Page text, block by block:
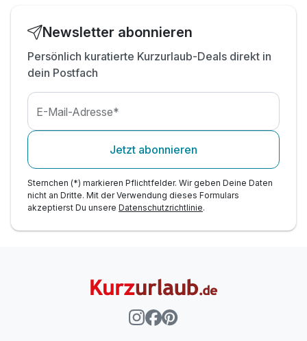
Newsletter abonnieren
Persönlich kuratierte Kurzurlaub-Deals direkt in
dein Postfach
E-Mail-Adresse*
Jetzt abonnieren
Sternchen (*) markieren Pflichtfelder. Wir geben Deine Daten
nicht an Dritte. Mit der Verwendung dieses Formulars
akzeptierst Du unsere Datenschutzrichtlinie.